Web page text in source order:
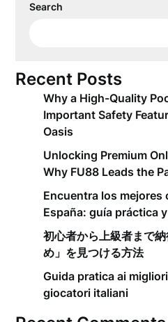
Search
Recent Posts
Why a High-Quality
Important Safety
Oasis
Unlocking Premium
Why FU88 Leads the
Encuentra los mejores
España: guía práctica
初心者から上級者まで
め」を見つける方法
Guida pratica ai
giocatori italiani